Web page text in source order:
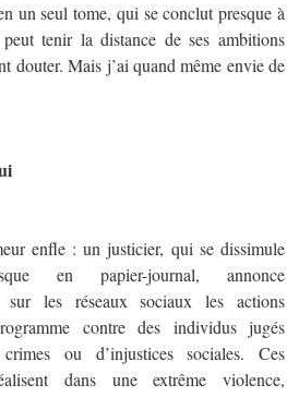
un seul tome, qui se conclut presque à
peut tenir la distance de ses ambitions
douter. Mais j’ai quand même envie de
enfle : un justicier, qui se dissimule
en papier-journal, annonce
sur les réseaux sociaux les actions
contre des individus jugés
ou d’injustices sociales. Ces
dans une extrême violence,